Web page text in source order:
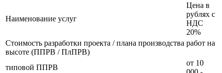
Наименование услуг
Цена в
рублях с
НДС
20%
Стоимость разработки проекта / плана производства работ на
высоте (ППРВ / ПлПРВ)
типовой ППРВ
от 10